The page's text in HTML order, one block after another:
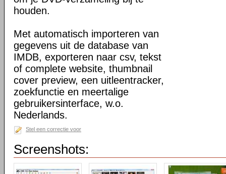
houden.
Met automatisch importeren van
gegevens uit de database van
IMDB, exporteren naar csv, tekst
of complete website, thumbnail
cover preview, een uitleentracker,
zoekfunctie en meertalige
gebruikersinterface, w.o.
Nederlands.
Stel een correctie voor
Screenshots: